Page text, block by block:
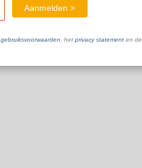
Aanmelden >
gebruiksvoorwaarden , het privacy statementen de